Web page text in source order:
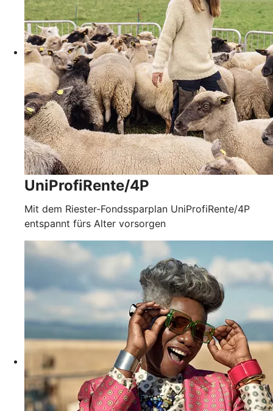
UniProfiRente/4P
Mit dem Riester-Fondssparplan UniProfiRente/4P
entspannt fürs Alter vorsorgen